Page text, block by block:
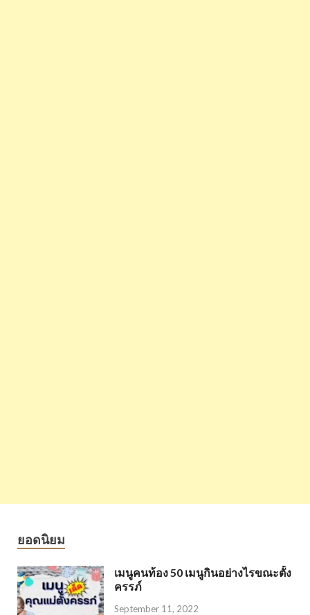
ยอดนิยม
เมนูคนท้อง 50 เมนูกินอย่างไรขณะตั้ง
ครรภ์
September 11, 2022